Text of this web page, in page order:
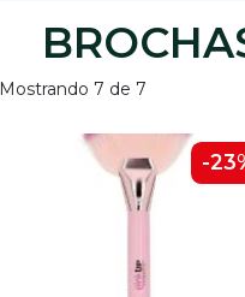
Mostrando 7 de 7
-